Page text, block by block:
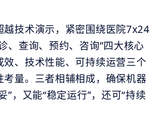
越技术演示，紧密围绕医院7x24
、查询、预约、咨询”四大核心
效、技术性能、可持续运营三个
考量。三者相辅相成，确保机器
”，又能“稳定运行”，还可“持续